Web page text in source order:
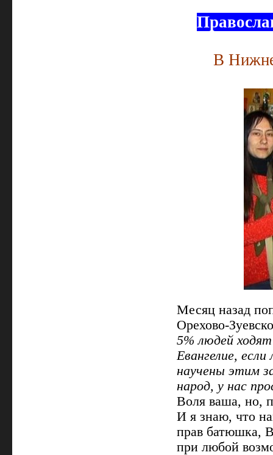
В
Месяц назад
Орехово-
5% людей
Евангелие,
научены этим
народ, у нас
Воля ваша, но,
И я знаю, что
прав батюшка,
при любой